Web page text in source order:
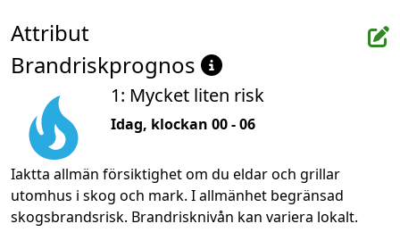
Attribut
Brandriskprognos
1: Mycket liten risk
Idag, klockan 00 - 06
Iaktta allmän försiktighet om du eldar och grillar
utomhus i skog och mark. I allmänhet begränsad
skogsbrandsrisk. Brandrisknivån kan variera lokalt.